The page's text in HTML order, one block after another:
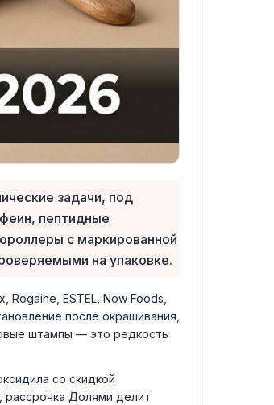
задачи, под
пептидные
с маркированной
на упаковке.
ESTEL, Now Foods,
после окрашивания,
штампы — это редкость
со скидкой
рассрочка Долями делит